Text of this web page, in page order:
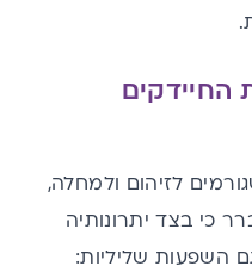
החיידקים
לזיהום ולמחלה,
כי בצד יתרונותיה
השפעות שליליות: